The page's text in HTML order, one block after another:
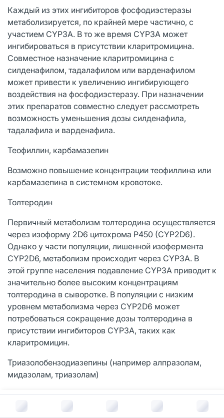
В корзину за
Каждый из этих ингибиторов фосфодиэстеразы
метаболизируется, по крайней мере частично, с
участием CYP3A. В то же время CYP3A может
ингибироваться в присутствии кларитромицина.
Совместное назначение кларитромицина с
силденафилом, тадалафилом или варденафилом
может привести к увеличению ингибирующего
воздействия на фосфодиэстеразу. При назначении
этих препаратов совместно следует рассмотреть
возможность уменьшения дозы силденафила,
тадалафила и варденафила.
Теофиллин, карбамазепин
Возможно повышение концентрации теофиллина или
карбамазепина в системном кровотоке.
Толтеродин
Первичный метаболизм толтеродина осуществляется
через изоформу 2D6 цитохрома P450 (CYP2D6).
Однако у части популяции, лишенной изофермента
CYP2D6, метаболизм происходит через CYP3A. В
этой группе населения подавление CYP3A приводит к
значительно более высоким концентрациям
толтеродина в сыворотке. В популяции с низким
уровнем метаболизма через CYP2D6 может
потребоваться сокращение дозы толтеродина в
присутствии ингибиторов CYP3A, таких как
кларитромицин.
Триазолобензодиазепины (например алпразолам,
мидазолам, триазолам)
При совместном назначении мидазолама и